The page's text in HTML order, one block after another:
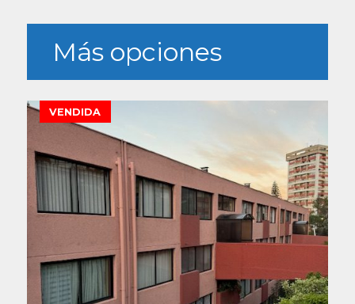
Más opciones
VENDIDA